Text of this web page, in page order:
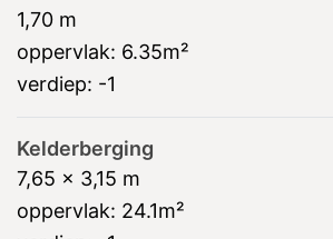
1,70 m
oppervlak: 6.35m²
verdiep: -1
Kelderberging
7,65 x 3,15 m
oppervlak: 24.1m²